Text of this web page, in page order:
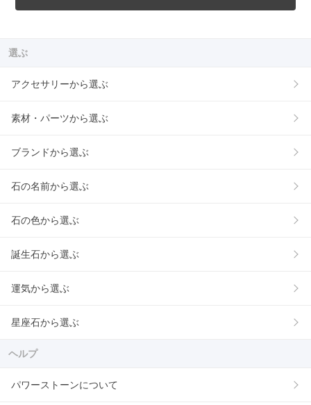
選ぶ
アクセサリーから選ぶ
素材・パーツから選ぶ
ブランドから選ぶ
石の名前から選ぶ
石の色から選ぶ
誕生石から選ぶ
運気から選ぶ
星座石から選ぶ
ヘルプ
パワーストーンについて